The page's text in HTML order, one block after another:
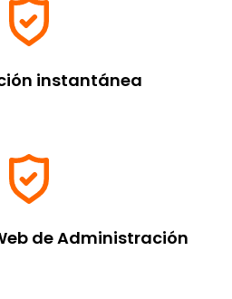
instantánea
de Administración